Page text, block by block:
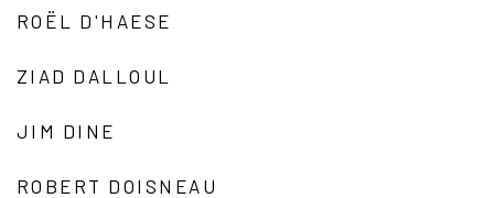
ROËL D'HAESE
ZIAD DALLOUL
JIM DINE
ROBERT DOISNEAU